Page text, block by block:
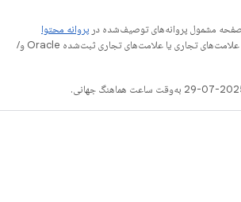
صفحه مشمول پروانه‌های توصیف‌شده در پروانه محتوا
هستند. جاوا و OpenJDK علامت‌های تجاری یا علامت‌های تجاری ثبت‌شده Oracle و/